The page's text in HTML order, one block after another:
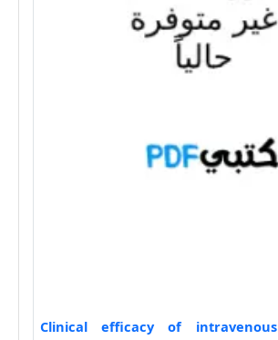
تحميل كتاب Clinical efficacy of intravenous